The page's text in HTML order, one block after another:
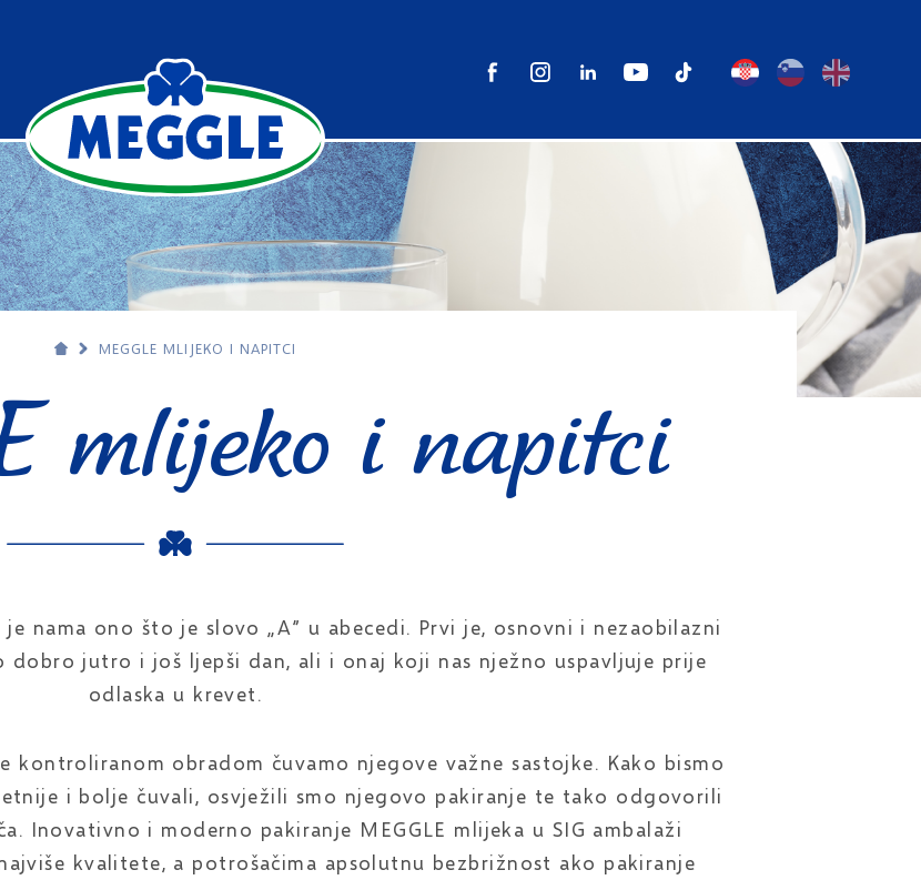
MEGGLE MLIJEKO I NAPITCI
mlijeko i napitci
je nama ono što je slovo „A” u abecedi. Prvi je, osnovni i nezaobilazni
jutro i još ljepši dan, ali i onaj koji nas nježno uspavljuje prije
odlaska u krevet.
kontroliranom obradom čuvamo njegove važne sastojke. Kako bismo
i bolje čuvali, osvježili smo njegovo pakiranje te tako odgovorili
Inovativno i moderno pakiranje MEGGLE mlijeka u SIG ambalaži
kvalitete, a potrošačima apsolutnu bezbrižnost ako pakiranje